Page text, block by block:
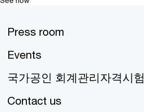
Press room
Events
국가공인 회계관리자격시험
Contact us